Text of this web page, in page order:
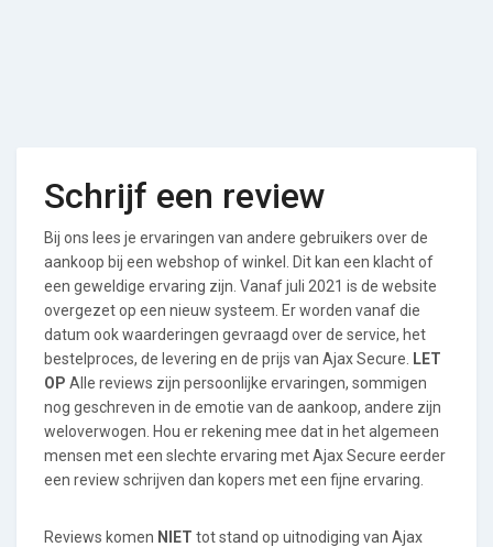
Schrijf een review
Bij ons lees je ervaringen van andere gebruikers over de
aankoop bij een webshop of winkel. Dit kan een klacht of
een geweldige ervaring zijn. Vanaf juli 2021 is de website
overgezet op een nieuw systeem. Er worden vanaf die
datum ook waarderingen gevraagd over de service, het
bestelproces, de levering en de prijs van Ajax Secure.
LET
OP Alle reviews zijn persoonlijke ervaringen, sommigen
nog geschreven in de emotie van de aankoop, andere zijn
weloverwogen. Hou er rekening mee dat in het algemeen
mensen met een slechte ervaring met Ajax Secure eerder
een review schrijven dan kopers met een fijne ervaring.
Reviews komen NIET tot stand op uitnodiging van Ajax